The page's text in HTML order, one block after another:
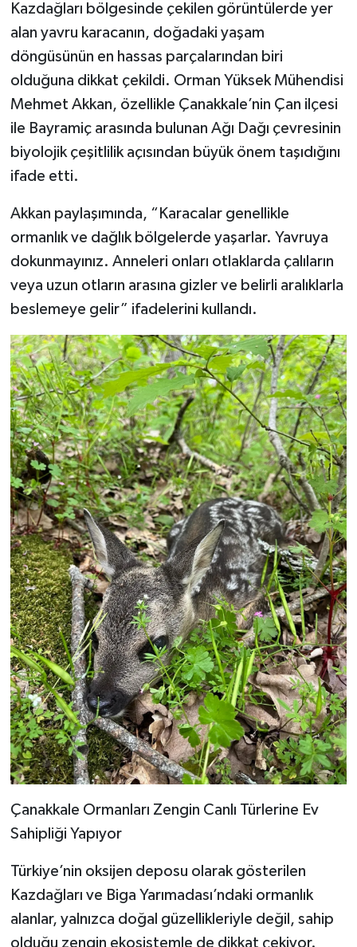
Kazdağları bölgesinde çekilen görüntülerde yer
alan yavru karacanın, doğadaki yaşam
döngüsünün en hassas parçalarından biri
olduğuna dikkat çekildi. Orman Yüksek Mühendisi
Mehmet Akkan, özellikle Çanakkale’nin Çan ilçesi
ile Bayramiç arasında bulunan Ağı Dağı çevresinin
biyolojik çeşitlilik açısından büyük önem taşıdığını
ifade etti.
Akkan paylaşımında, “Karacalar genellikle
ormanlık ve dağlık bölgelerde yaşarlar. Yavruya
dokunmayınız. Anneleri onları otlaklarda çalıların
veya uzun otların arasına gizler ve belirli aralıklarla
beslemeye gelir” ifadelerini kullandı.
Çanakkale Ormanları Zengin Canlı Türlerine Ev
Sahipliği Yapıyor
Türkiye’nin oksijen deposu olarak gösterilen
Kazdağları ve Biga Yarımadası’ndaki ormanlık
alanlar, yalnızca doğal güzellikleriyle değil, sahip
olduğu zengin ekosistemle de dikkat çekiyor.